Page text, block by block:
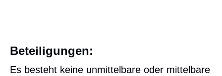
Beteiligungen:
Es besteht keine unmittelbare oder mittelbare